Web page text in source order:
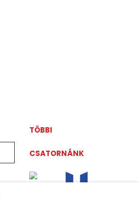
TÖBBI
CSATORNÁNK